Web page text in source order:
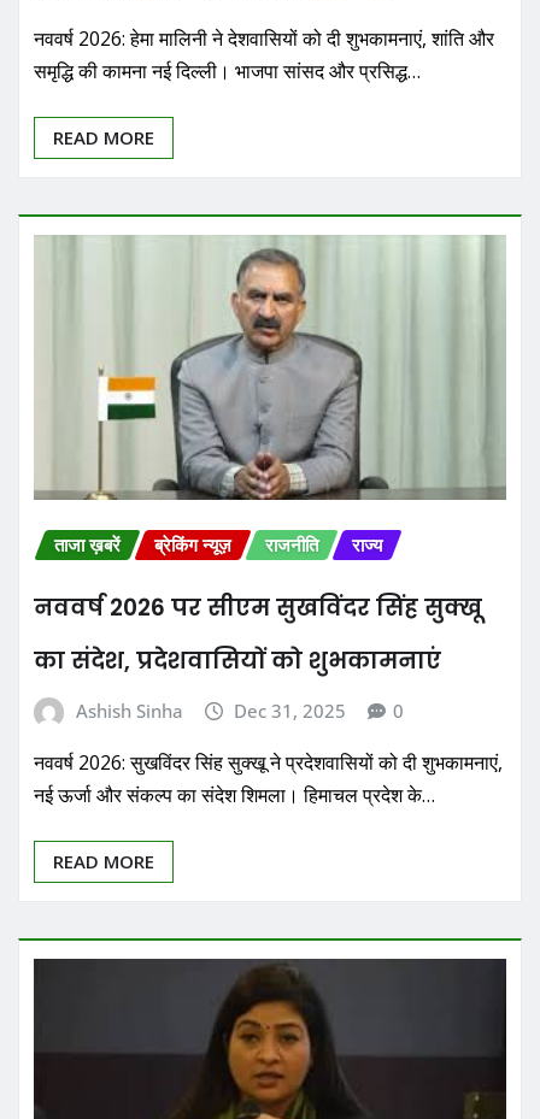
नववर्ष 2026: हेमा मालिनी ने देशवासियों को दी शुभकामनाएं, शांति और
समृद्धि की कामना नई दिल्ली। भाजपा सांसद और प्रसिद्ध…
READ MORE
ताजा ख़बरें ब्रेकिंग न्यूज़ राजनीति राज्य
नववर्ष 2026 पर सीएम सुखविंदर सिंह सुक्खू
का संदेश, प्रदेशवासियों को शुभकामनाएं
Ashish Sinha Dec 31, 2025 0
नववर्ष 2026: सुखविंदर सिंह सुक्खू ने प्रदेशवासियों को दी शुभकामनाएं,
नई ऊर्जा और संकल्प का संदेश शिमला। हिमाचल प्रदेश के…
READ MORE